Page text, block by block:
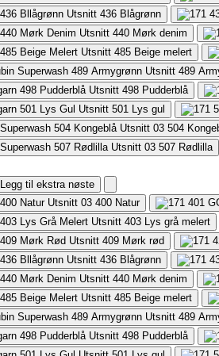
436 Blågrønn
440 Mørk denim
485 Beige melert
489
498 Pudderblå
501 Lys gul
504
507 Rødlilla
Legg til ekstra nøste
400 Natur
403 Lys grå melert
409 Mørk rød
436 Blågrønn
440 Mørk denim
485 Beige melert
489
498 Pudderblå